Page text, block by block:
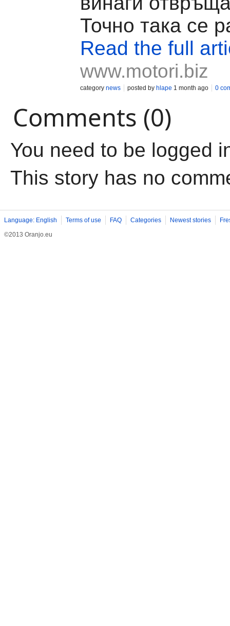
Точно така се
Read the full
www.motori.biz
category news posted by hlape 1 month ago 0
Comments (0)
You need to be logged
This story has no
Language: English Terms of use FAQ Categories Newest stories
©2013 Oranjo.eu